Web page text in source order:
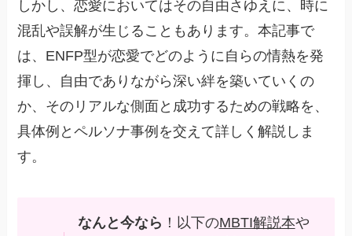
しかし、恋愛においてはその自由さゆえに、時に
混乱や誤解が生じることもあります。本記事で
は、ENFP型が恋愛でどのように自らの情熱を発
揮し、自由でありながら深い絆を築いていくの
か、そのリアルな側面と成功するための戦略を、
具体例とペルソナ事例を交えて詳しく解説しま
す。
なんと今なら ！以下のMBTI解説本や